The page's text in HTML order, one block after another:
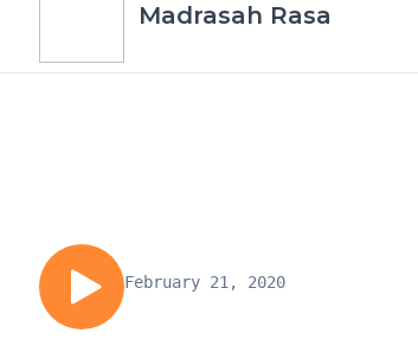
Madrasah Rasa
February 21, 2020